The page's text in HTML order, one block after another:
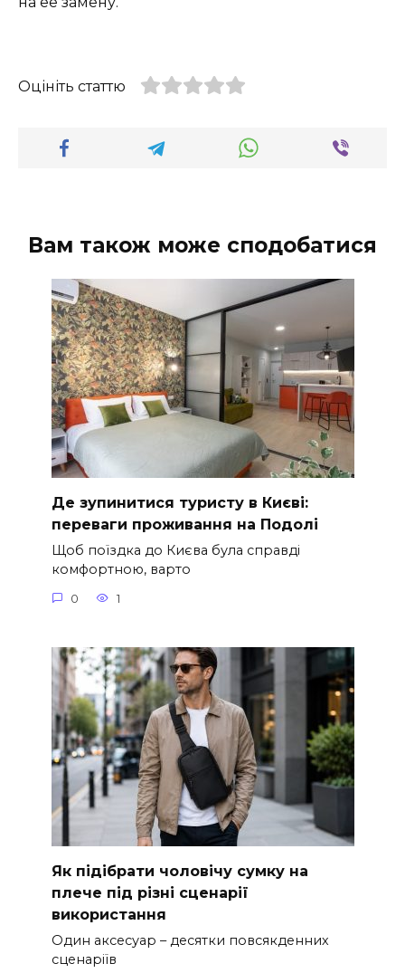
Оцініть статтю
Вам також може сподобатися
Де зупинитися туристу в Києві:
переваги проживання на Подолі
Щоб поїздка до Києва була справді
комфортною, варто
0 1
Як підібрати чоловічу сумку на
плече під різні сценарії
використання
Один аксесуар – десятки повсякденних
сценаріїв